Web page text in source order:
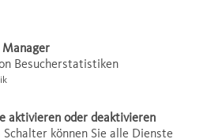
und den
heben, ist für Laien
Aufgabe.
hat den Durchblick und zeigt den
Manager
Besucherstatistiken
aktivieren oder deaktivieren
können Sie alle Dienste